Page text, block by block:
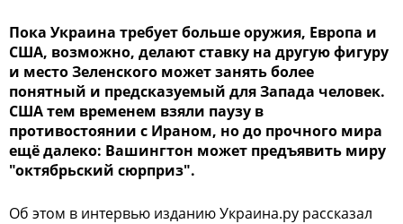
Пока Украина требует больше оружия, Европа и
США, возможно, делают ставку на другую фигуру
и место Зеленского может занять более
понятный и предсказуемый для Запада человек.
США тем временем взяли паузу в
противостоянии с Ираном, но до прочного мира
ещё далеко: Вашингтон может предъявить миру
"октябрьский сюрприз".
Об этом в интервью изданию Украина.ру рассказал